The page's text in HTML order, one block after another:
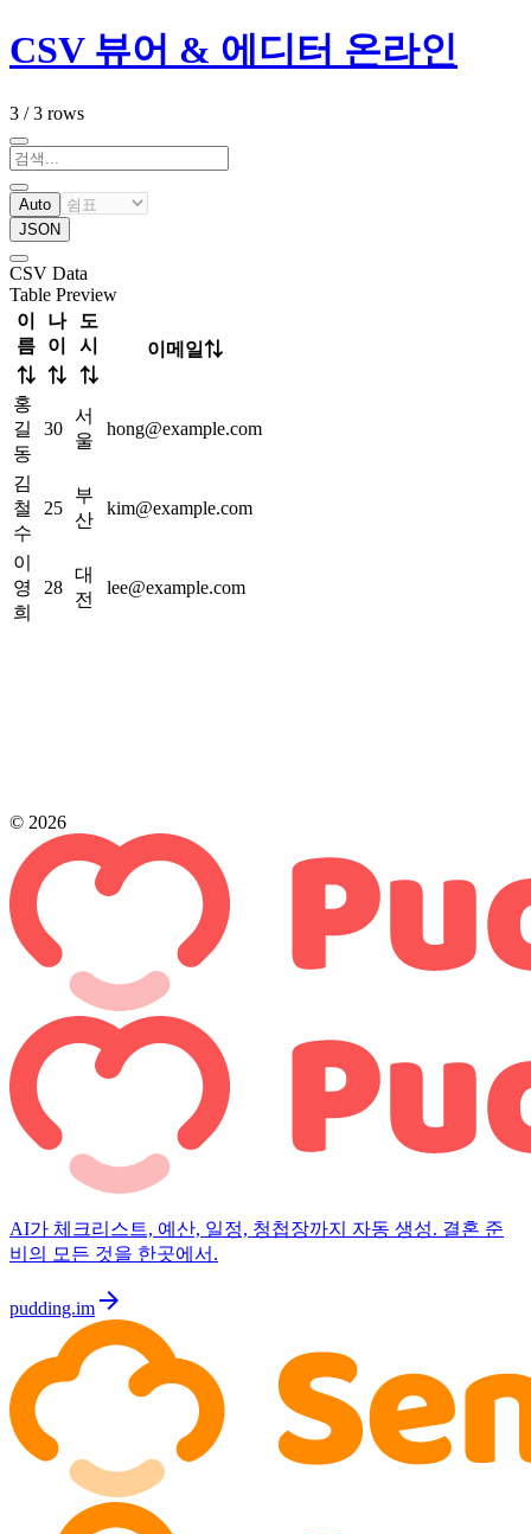
CSV 뷰어 & 에디터 온라인
3 / 3 rows
Auto
JSON
CSV Data
Table Preview
이
름
⇅
나
이
⇅
도
시
⇅
이메일⇅
홍
길
동
30
서
울
hong@example.com
김
철
수
25
부
산
kim@example.com
이
영
희
28
대
전
lee@example.com
© 2026
AI가 체크리스트, 예산, 일정, 청첩장까지 자동 생성. 결혼 준
비의 모든 것을 한곳에서.
pudding.im arrow_forward